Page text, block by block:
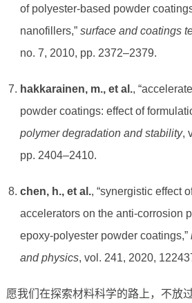
of polyester-based powder
nanofillers,” surface and coatings
no. 7, 2010, pp. 2372–2379.
hakkarainen, m., et al.,
powder coatings: effect of
polymer degradation and stability,
pp. 2404–2410.
chen, h., et al., “synergistic effect
accelerators on the anti-corrosion
epoxy-polyester powder coatings,”
and physics, vol. 241, 2020,
愿我们在探索材料科学的路上，不放